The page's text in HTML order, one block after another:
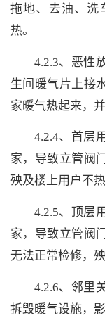
拖地、去油、洗
热。
4.2.3、恶性
生间暖气片上接
家暖气热起来，
4.2.4、首层
家，导致立管阀
殃及楼上用户不热
4.2.5、顶层
家，导致立管阀
无法正常检修，
4.2.6、邻里
拆毁暖气设施，